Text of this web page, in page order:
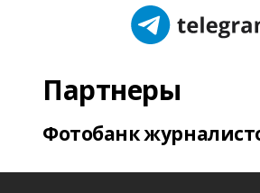
Партнеры
Фотобанк